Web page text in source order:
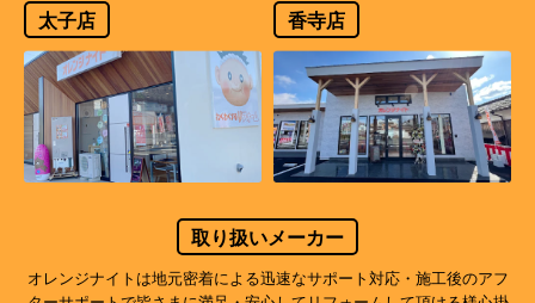
太子店 香寺店
取り扱いメーカー
オレンジナイトは地元密着による迅速なサポート対応・施工後のアフ